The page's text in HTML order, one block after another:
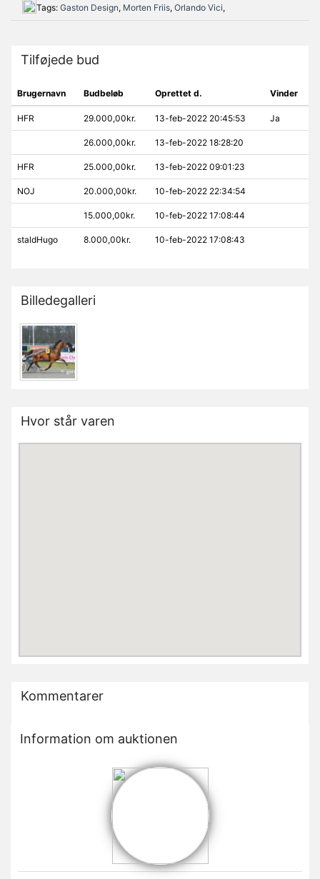
Tags: Gaston Design, Morten Friis, Orlando Vici,
Tilføjede bud
Brugernavn Budbeløb Oprettet d. Vinder
HFR 29.000,00kr. 13-feb-2022 20:45:53 Ja
26.000,00kr. 13-feb-2022 18:28:20
HFR 25.000,00kr. 13-feb-2022 09:01:23
NOJ 20.000,00kr. 10-feb-2022 22:34:54
15.000,00kr. 10-feb-2022 17:08:44
staldHugo 8.000,00kr. 10-feb-2022 17:08:43
Billedegalleri
Hvor står varen
Kommentarer
Information om auktionen